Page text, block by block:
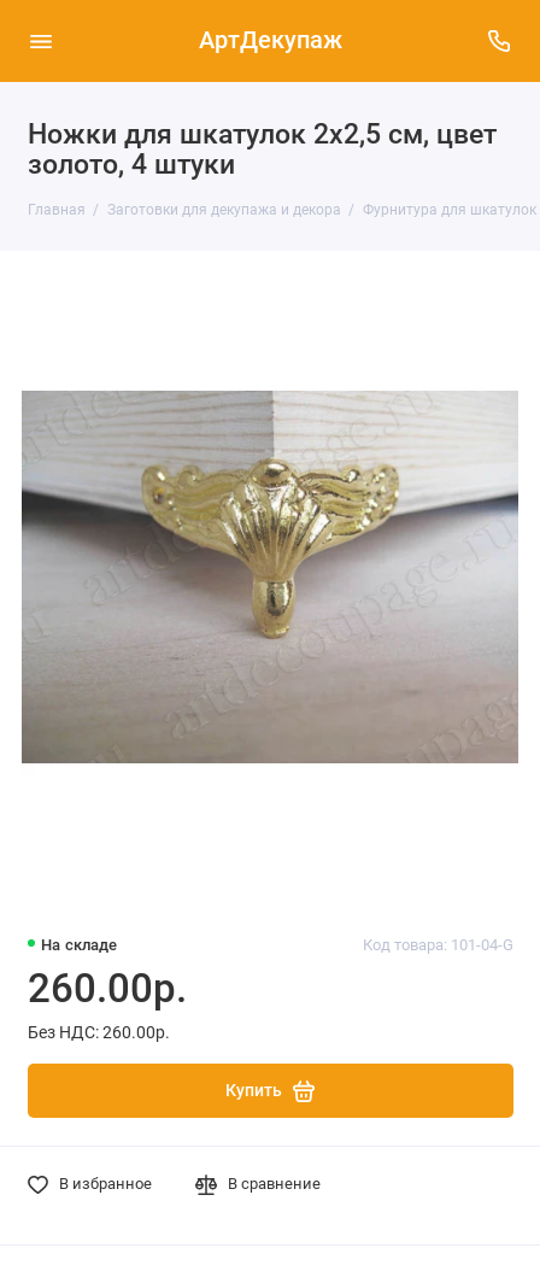
АртДекупаж
Ножки для шкатулок 2х2,5 см, цвет
золото, 4 штуки
Главная Заготовки для декупажа и декора Фурнитура для шкатулок
На складе Код товара: 101-04-G
260.00р.
Без НДС: 260.00р.
Купить
В избранное В сравнение